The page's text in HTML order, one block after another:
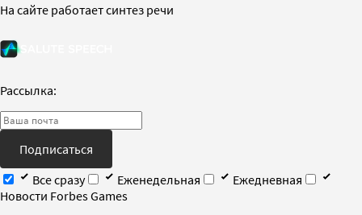
На сайте работает синтез речи
Рассылка:
Подписаться
Все сразу
Еженедельная
Ежедневная
Новости Forbes Games